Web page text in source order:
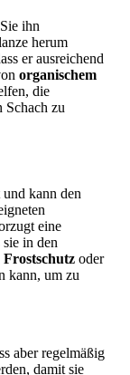
ihn
herum
er ausreichend
organischem
die
Schach zu
kann den
eine
sie in den
Frostschutz oder
kann, um zu
aber regelmäßig
damit sie